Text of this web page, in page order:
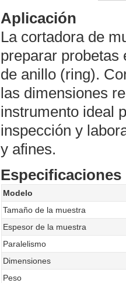
Aplicación
La cortadora de
preparar probetas
de anillo (ring).
las dimensiones
instrumento ideal
inspección y
y afines.
Especificaciones
Modelo
Tamaño de la muestra
Espesor de la muestra
Paralelismo
Dimensiones
Peso